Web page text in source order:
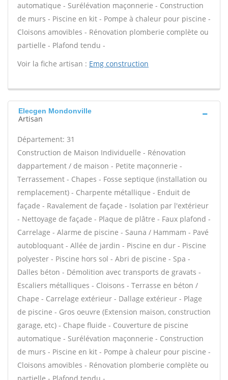
automatique - Surélévation maçonnerie - Construction
de murs - Piscine en kit - Pompe à chaleur pour piscine -
Cloisons amovibles - Rénovation plomberie complète ou
partielle - Plafond tendu -
Voir la fiche artisan : Emg construction
Elecgen Mondonville
Artisan
Département: 31
Construction de Maison Individuelle - Rénovation
dappartement / de maison - Petite maçonnerie -
Terrassement - Chapes - Fosse septique (installation ou
remplacement) - Charpente métallique - Enduit de
façade - Ravalement de façade - Isolation par l'extérieur
- Nettoyage de façade - Plaque de plâtre - Faux plafond -
Carrelage - Alarme de piscine - Sauna / Hammam - Pavé
autobloquant - Allée de jardin - Piscine en dur - Piscine
polyester - Piscine hors sol - Abri de piscine - Spa -
Dalles béton - Démolition avec transports de gravats -
Escaliers métalliques - Cloisons - Terrasse en béton /
Chape - Carrelage extérieur - Dallage extérieur - Plage
de piscine - Gros oeuvre (Extension maison, construction
garage, etc) - Chape fluide - Couverture de piscine
automatique - Surélévation maçonnerie - Construction
de murs - Piscine en kit - Pompe à chaleur pour piscine -
Cloisons amovibles - Rénovation plomberie complète ou